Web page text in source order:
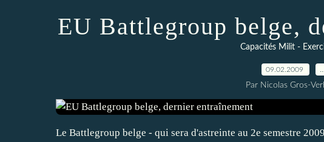
EU Battlegroup belge,
Capacités Milit -
09.02.2009
Par Nicolas Gros-
Le Battlegroup belge - qui sera d'astreinte au 2e semestre